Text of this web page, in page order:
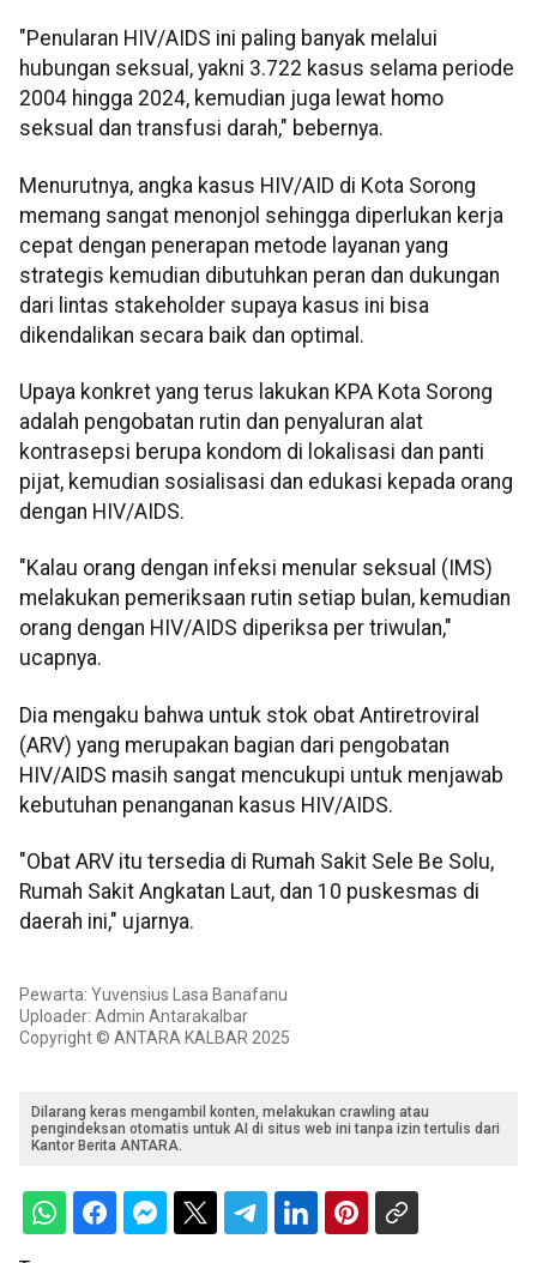
"Penularan HIV/AIDS ini paling banyak melalui
hubungan seksual, yakni 3.722 kasus selama periode
2004 hingga 2024, kemudian juga lewat homo
seksual dan transfusi darah," bebernya.
Menurutnya, angka kasus HIV/AID di Kota Sorong
memang sangat menonjol sehingga diperlukan kerja
cepat dengan penerapan metode layanan yang
strategis kemudian dibutuhkan peran dan dukungan
dari lintas stakeholder supaya kasus ini bisa
dikendalikan secara baik dan optimal.
Upaya konkret yang terus lakukan KPA Kota Sorong
adalah pengobatan rutin dan penyaluran alat
kontrasepsi berupa kondom di lokalisasi dan panti
pijat, kemudian sosialisasi dan edukasi kepada orang
dengan HIV/AIDS.
"Kalau orang dengan infeksi menular seksual (IMS)
melakukan pemeriksaan rutin setiap bulan, kemudian
orang dengan HIV/AIDS diperiksa per triwulan,"
ucapnya.
Dia mengaku bahwa untuk stok obat Antiretroviral
(ARV) yang merupakan bagian dari pengobatan
HIV/AIDS masih sangat mencukupi untuk menjawab
kebutuhan penanganan kasus HIV/AIDS.
"Obat ARV itu tersedia di Rumah Sakit Sele Be Solu,
Rumah Sakit Angkatan Laut, dan 10 puskesmas di
daerah ini," ujarnya.
Pewarta: Yuvensius Lasa Banafanu
Uploader: Admin Antarakalbar
Copyright © ANTARA KALBAR 2025
Dilarang keras mengambil konten, melakukan crawling atau
pengindeksan otomatis untuk AI di situs web ini tanpa izin tertulis dari
Kantor Berita ANTARA.